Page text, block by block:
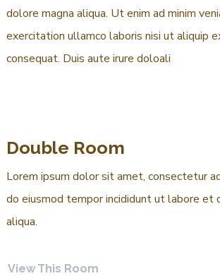
dolore magna aliqua. Ut enim ad minim
exercitation ullamco laboris nisi ut aliquip
consequat. Duis aute irure doloali
Double Room
Lorem ipsum dolor sit amet, consectetur
do eiusmod tempor incididunt ut labore et
aliqua.
View This Room